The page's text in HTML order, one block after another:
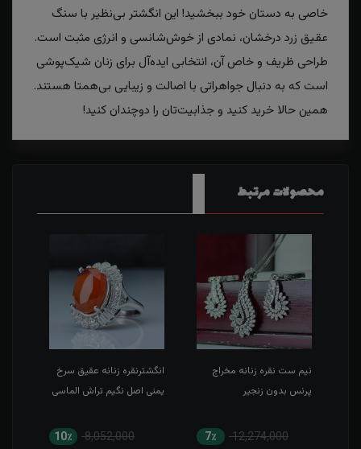
خاصی به دستان خود ببخشید! این انگشتر بی‌نظیر با سنگ
عقیق زرد درخشان، نمادی از خوش‌شانسی و انرژی مثبت است.
طراحی ظریف و خاص آن، انتخابی ایده‌آل برای زنان شیک‌پوشی
است که به دنبال جواهراتی با اصالت و زیبایی بی‌همتا هستند.
همین حالا خرید کنید و جذابیت‌تان را دوچندان کنید!
محصولات مرتبط
نیم ست نقره زنانه مخراج
پرنس بدون زنجیر
12,274,000 7٪
انگشترنقره زنانه عقیق سرخ
یمنی اصل نگیم تراش الماسی
8,052,000 10٪